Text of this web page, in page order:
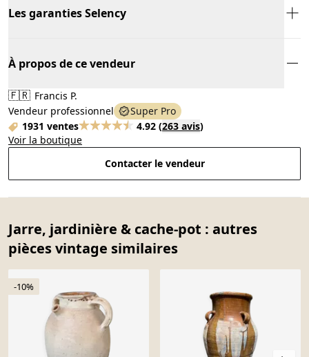
Les garanties Selency
À propos de ce vendeur
🇫🇷 Francis P.
Vendeur professionnel
Super Pro
1931 ventes
4.92 (263 avis)
Voir la boutique
Contacter le vendeur
Jarre, jardinière & cache-pot : autres
pièces vintage similaires
-10%